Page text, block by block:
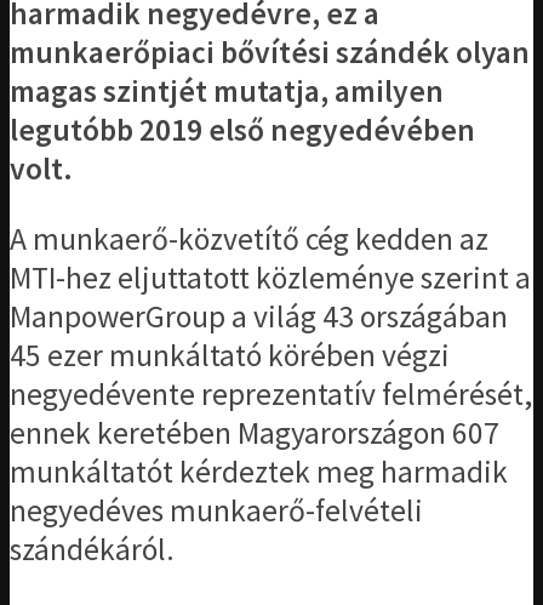
harmadik negyedévre, ez a
munkaerőpiaci bővítési szándék olyan
magas szintjét mutatja, amilyen
legutóbb 2019 első negyedévében
volt.
A munkaerő-közvetítő cég kedden az
MTI-hez eljuttatott közleménye szerint a
ManpowerGroup a világ 43 országában
45 ezer munkáltató körében végzi
negyedévente reprezentatív felmérését,
ennek keretében Magyarországon 607
munkáltatót kérdeztek meg harmadik
negyedéves munkaerő-felvételi
szándékáról.